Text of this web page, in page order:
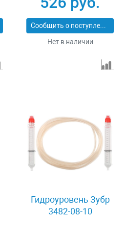
Сообщить о поступлении
Нет в наличии
Гидроуровень Зубр
3482-08-10